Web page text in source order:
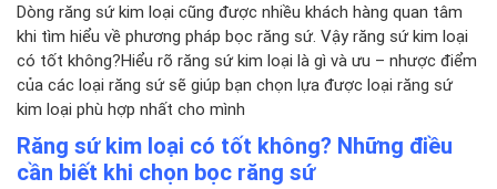
Dòng răng sứ kim loại cũng được nhiều khách hàng quan tâm
khi tìm hiểu về phương pháp bọc răng sứ. Vậy răng sứ kim loại
có tốt không?Hiểu rõ răng sứ kim loại là gì và ưu – nhược điểm
của các loại răng sứ sẽ giúp bạn chọn lựa được loại răng sứ
kim loại phù hợp nhất cho mình
Răng sứ kim loại có tốt không? Những điều
cần biết khi chọn bọc răng sứ